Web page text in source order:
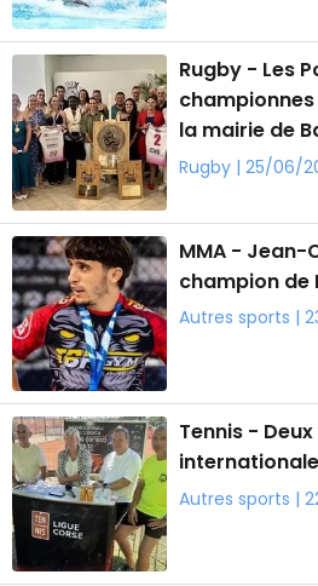
Rugby - Les
la mairie de
Rugby | 25/06/
MMA - Jean-
champion de
Autres sports |
Tennis -
Autres sports |